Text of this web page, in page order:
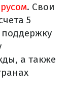
. Свои
5
а также